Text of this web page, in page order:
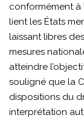
conformément à
lient les États
laissant libres
mesures
atteindre
souligné que la
dispositions du
interprétation